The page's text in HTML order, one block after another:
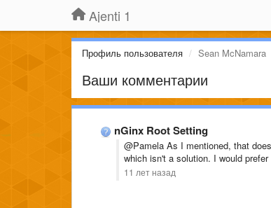
Ajenti 1
Профиль пользователя Sean McNamara
Ваши комментарии
nGinx Root Setting
@Pamela As I mentioned, that
which isn't a solution. I would
11 лет назад